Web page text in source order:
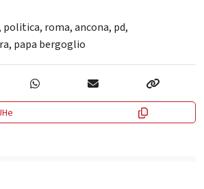
, politica, roma,ancona, pd,
, papa bergoglio